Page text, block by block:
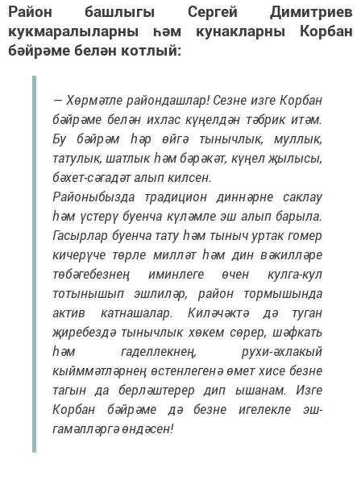
Район башлыгы Сергей Димитриев
кукмаралыларны һәм кунакларны Корбан
бәйрәме белән котлый:
— Хөрмәтле райондашлар! Сезне изге Корбан
бәйрәме белән ихлас күңелдән тәбрик итәм.
Бу бәйрәм һәр өйгә тынычлык, муллык,
татулык, шатлык һәм бәрәкәт, күңел җылысы,
бәхет-сәгадәт алып килсен.
Районыбызда традицион диннәрне саклау
һәм үстерү буенча күләмле эш алып барыла.
Гасырлар буенча тату һәм тыныч уртак гомер
кичерүче төрле милләт һәм дин вәкилләре
төбәгебезнең иминлеге өчен кулга-кул
тотынышып эшлиләр, район тормышында
актив катнашалар. Киләчәктә дә туган
җиребездә тынычлык хөкем сөрер, шәфкать
һәм гаделлекнең, рухи-әхлакый
кыйммәтләрнең өстенлегенә өмет хисе безне
тагын да берләштерер дип ышанам. Изге
Корбан бәйрәме дә безне игелекле эш-
гамәлләргә өндәсен!